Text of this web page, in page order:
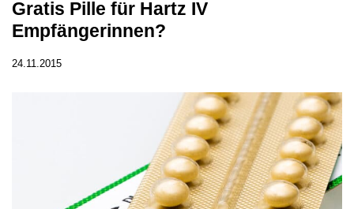
Gratis Pille für Hartz IV
Empfängerinnen?
24.11.2015